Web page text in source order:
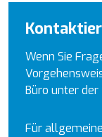
Wenn Sie
Büro unter der
Für